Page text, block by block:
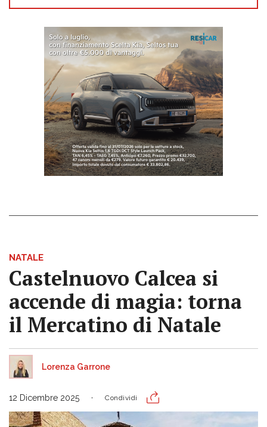
NATALE
Castelnuovo Calcea si
accende di magia: torna
il Mercatino di Natale
Lorenza Garrone
12 Dicembre 2025 Condividi